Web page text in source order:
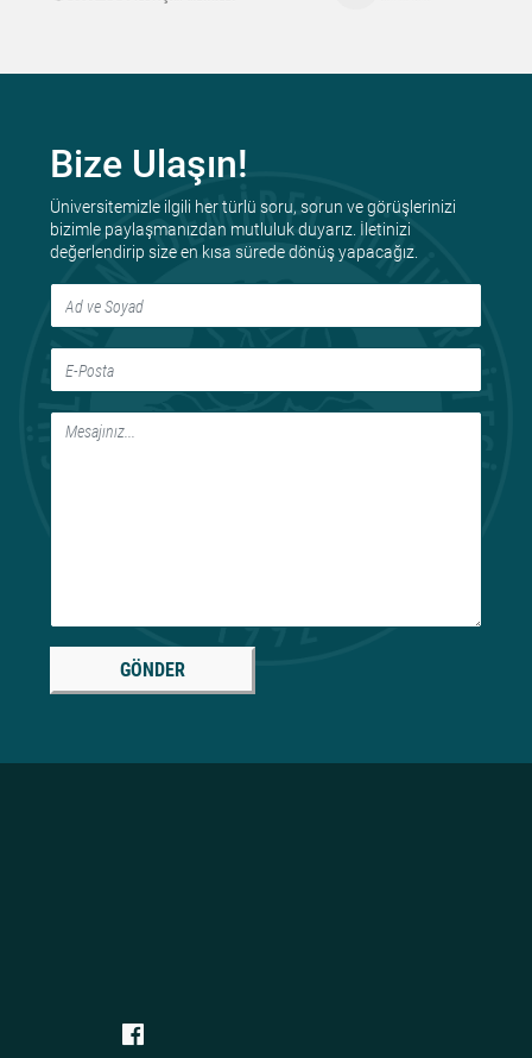
Bize Ulaşın!
Üniversitemizle ilgili her türlü soru, sorun ve görüşlerinizi
bizimle paylaşmanızdan mutluluk duyarız. İletinizi
değerlendirip size en kısa sürede dönüş yapacağız.
GÖNDER